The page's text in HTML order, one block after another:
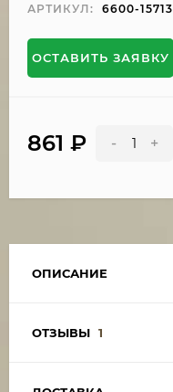
АРТИКУЛ: 6600-15713
ОСТАВИТЬ ЗАЯВКУ
861 ₽ - +
ОПИСАНИЕ
ОТЗЫВЫ 1